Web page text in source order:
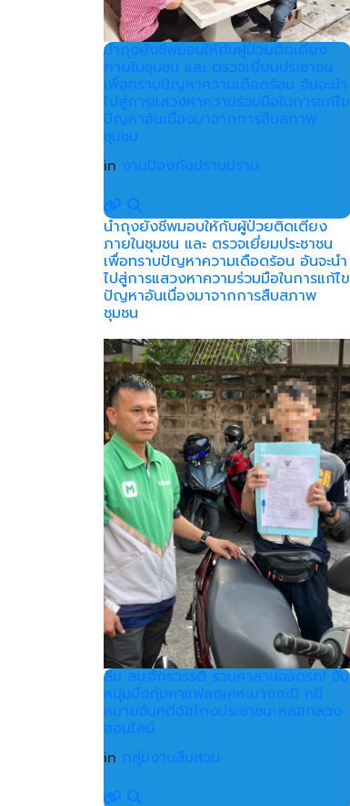
นำถุงยังชีพมอบให้กับผู้ป่วยติดเตียง
ภายในชุมชน และ ตรวจเยี่ยมประชาชน
เพื่อทราบปัญหาความเดือดร้อน อันจะนำ
ไปสู่การแสวงหาความร่วมมือในการแก้ไข
ปัญหาอันเนื่องมาจากการสืบสภาพ
ชุมชน
in งานป้องกันปราบปราม
นำถุงยังชีพมอบให้กับผู้ป่วยติดเตียง
ภายในชุมชน และ ตรวจเยี่ยมประชาชน
เพื่อทราบปัญหาความเดือดร้อน อันจะนำ
ไปสู่การแสวงหาความร่วมมือในการแก้ไข
ปัญหาอันเนื่องมาจากการสืบสภาพ
ชุมชน
สืบ สน.จักรวรรดิ รวบคาลานจอดรถ! จับ
หนุ่มบึงกุ่มคาแฟลตเคหะบางกะปิ หนี
หมายจับคดีฉ้อโกงประชาชน-หลอกลวง
ออนไลน์
in กลุ่มงานสืบสวน